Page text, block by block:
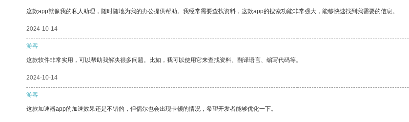
这款app就像我的私人助理，随时随地为我的办公提供帮助。我经常需要查找资料，这款app的搜索功能非常强大，能够快速找到我需要的信息。
2024-10-14
游客
这款软件非常实用，可以帮助我解决很多问题。比如，我可以使用它来查找资料、翻译语言、编写代码等。
2024-10-14
游客
这款加速器app的加速效果还是不错的，但偶尔也会出现卡顿的情况，希望开发者能够优化一下。